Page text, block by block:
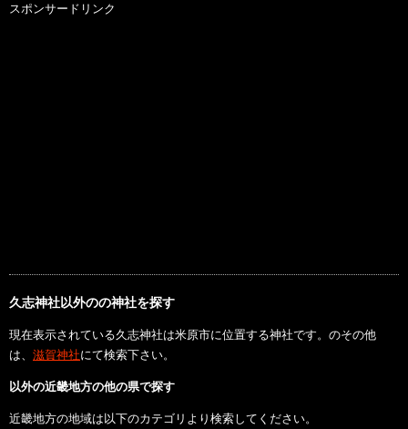
スポンサードリンク
久志神社以外のの神社を探す
現在表示されている久志神社は米原市に位置する神社です。のその他
は、 滋賀神社にて検索下さい。
以外の近畿地方の他の県で探す
近畿地方の地域は以下のカテゴリより検索してください。